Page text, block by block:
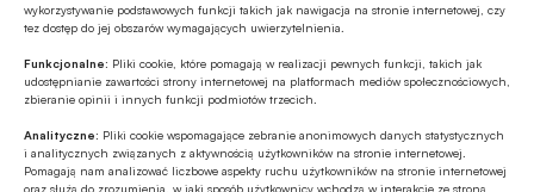
wykorzystywanie podstawowych funkcji takich jak nawigacja na stronie internetowej, czy
tez dostęp do jej obszarów wymagających uwierzytelnienia.
Funkcjonalne: Pliki cookie, które pomagają w realizacji pewnych funkcji, takich jak
udostępnianie zawartości strony internetowej na platformach mediów społecznościowych,
zbieranie opinii i innych funkcji podmiotów trzecich.
Analityczne: Pliki cookie wspomagające zebranie anonimowych danych statystycznych
i analitycznych związanych z aktywnością użytkowników na stronie internetowej.
Pomagają nam analizować liczbowe aspekty ruchu użytkowników na stronie internetowej
oraz służą do zrozumienia, w jaki sposób użytkownicy wchodzą w interakcje ze stroną
Z RYNKU FINANSOWEGO
PKO BP o nowych zasadach
ustawowych w sprawach frankowych
MULTIMEDIA
Na czym polega faza Discovery?